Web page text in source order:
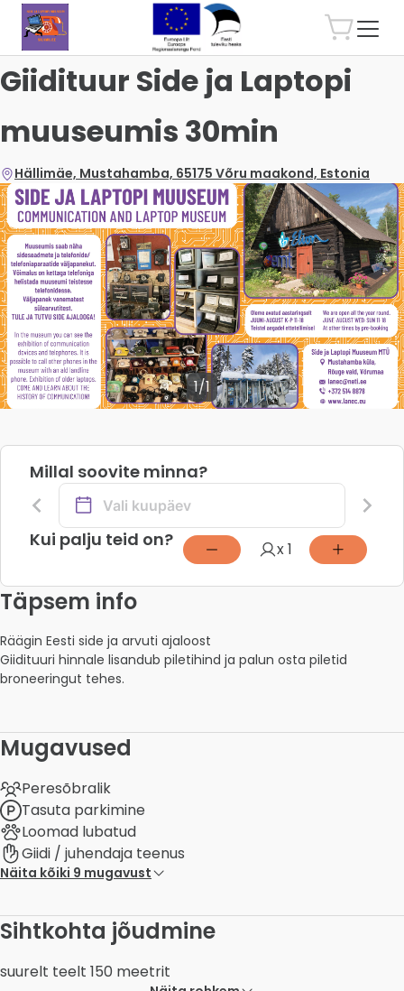
Giidituur Side ja Laptopi
muuseumis 30min
Hällimäe, Mustahamba, 65175 Võru maakond, Estonia
1/1
Täpsem info
Räägin Eesti side ja arvuti ajaloost
Giidituuri hinnale lisandub piletihind ja palun osta piletid
broneeringut tehes.
Mugavused
Peresõbralik
Tasuta parkimine
Loomad lubatud
Giidi / juhendaja teenus
Näita kõiki 9 mugavust
Sihtkohta jõudmine
suurelt teelt 150 meetrit
Millal soovite minna?
Kui palju teid on? x 1